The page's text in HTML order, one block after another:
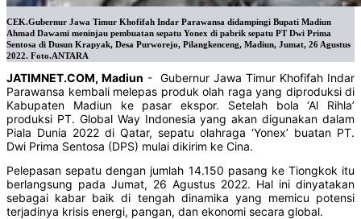
CEK.Gubernur Jawa Timur Khofifah Indar Parawansa didampingi Bupati Madiun
Ahmad Dawami meninjau pembuatan sepatu Yonex di pabrik sepatu PT Dwi Prima
Sentosa di Dusun Krapyak, Desa Purworejo, Pilangkenceng, Madiun, Jumat, 26 Agustus
2022. Foto.ANTARA
JATIMNET.COM, Madiun - Gubernur Jawa Timur Khofifah Indar
Parawansa kembali melepas produk olah raga yang diproduksi di
Kabupaten Madiun ke pasar ekspor. Setelah bola ‘Al Rihla’
produksi PT. Global Way Indonesia yang akan digunakan dalam
Piala Dunia 2022 di Qatar, sepatu olahraga ‘Yonex’ buatan PT.
Dwi Prima Sentosa (DPS) mulai dikirim ke Cina.
Pelepasan sepatu dengan jumlah 14.150 pasang ke Tiongkok itu
berlangsung pada Jumat, 26 Agustus 2022. Hal ini dinyatakan
sebagai kabar baik di tengah dinamika yang memicu potensi
terjadinya krisis energi, pangan, dan ekonomi secara global.